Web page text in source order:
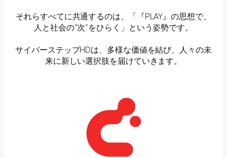
それらすべてに共通するのは、「『PLAY』の思想で、
人と社会の”次”をひらく」という姿勢です。
サイバーステップHDは、多様な価値を結び、人々の未
来に新しい選択肢を届けていきます。